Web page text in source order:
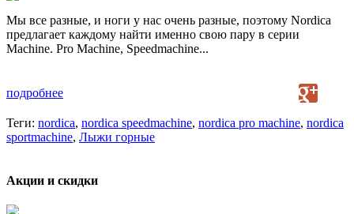
Мы все разные, и ноги у нас очень разные, поэтому Nordica
предлагает каждому найти именно свою пару в серии
Machine. Pro Machine, Speedmachine...
подробнее
Теги: nordica, nordica speedmachine, nordica pro machine, nordica
sportmachine, Лыжи горные
Акции и скидки